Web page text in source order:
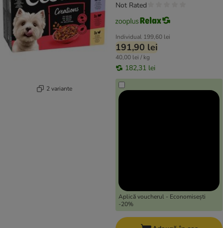
2 variante
Individual 199,60 lei
191,90 lei
40,00 lei / kg
182,31 lei
Aplică voucherul - Economisești
-20%
Not Rated